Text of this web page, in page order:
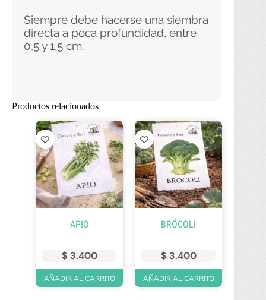
Siempre debe hacerse una siembra
directa a poca profundidad, entre
0,5 y 1,5 cm.
Productos relacionados
APIO
$ 3.400
AÑADIR AL CARRITO
BRÓCOLI
$ 3.400
AÑADIR AL CARRITO